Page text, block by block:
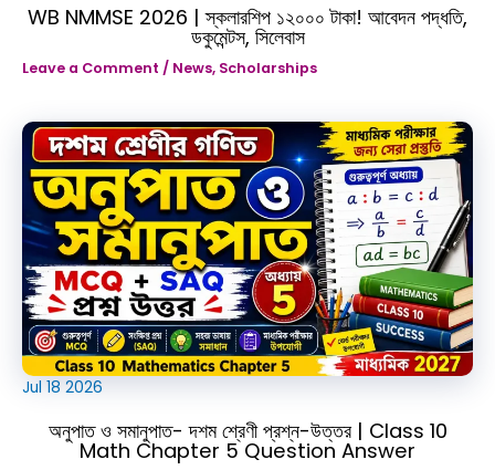
WB NMMSE 2026 | স্কলারশিপ ১২০০০ টাকা! আবেদন পদ্ধতি,
ডকুমেন্টস, সিলেবাস
Leave a Comment / News, Scholarships
Jul 18 2026
অনুপাত ও সমানুপাত- দশম শ্রেণী প্রশ্ন-উত্তর | Class 10
Math Chapter 5 Question Answer